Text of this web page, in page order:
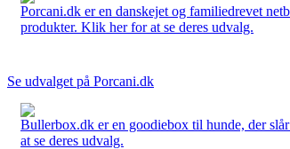
Porcani.dk er en danskejet og familiedrevet
produkter. Klik her for at se deres udvalg.
Se udvalget på Porcani.dk
Bullerbox.dk er en goodiebox til hunde, der
at se deres udvalg.